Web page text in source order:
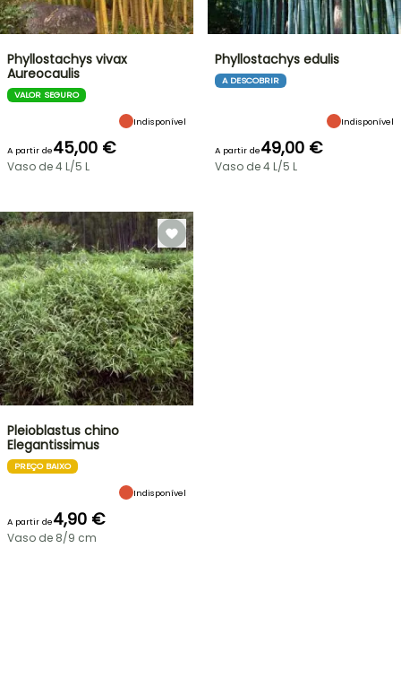
Phyllostachys vivax
Aureocaulis
VALOR SEGURO
Indisponível
A partir de45,00 €
Vaso de 4 L/5 L
Phyllostachys edulis
A DESCOBRIR
Indisponível
A partir de49,00 €
Vaso de 4 L/5 L
Pleioblastus chino
Elegantissimus
PREÇO BAIXO
Indisponível
A partir de4,90 €
Vaso de 8/9 cm